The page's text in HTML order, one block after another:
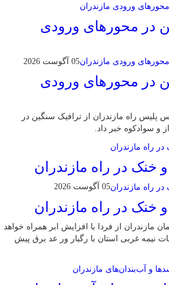
در محور‌های ورودی
05 آگوست 2026
در محور‌های ورودی
پلیس راه مازندران از ترافیک سنگین در
و سوادکوه خبر داد.
خنک در راه مازندران
05 آگوست 2026
خنک در راه مازندران
مازندران از فردا با افزایش ابر همراه خواهد
نیمه غربی استان با رگبار ور عد برق پیش